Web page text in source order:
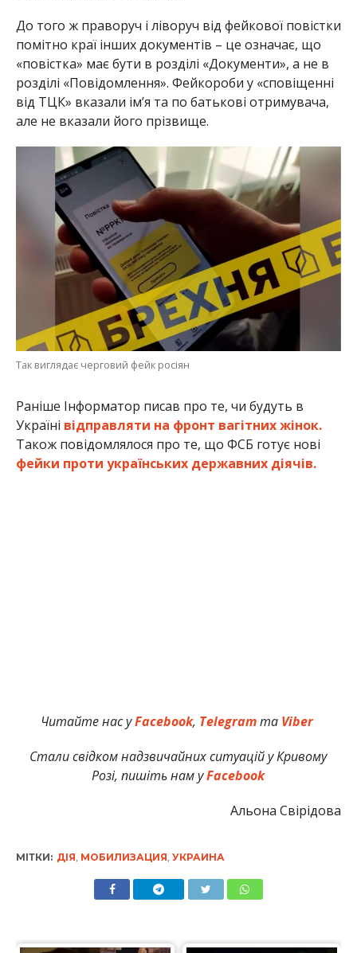
До того ж праворуч і ліворуч від фейкової повістки
помітно краї інших документів – це означає, що
«повістка» має бути в розділі «Документи», а не в
розділі «Повідомлення». Фейкороби у «сповіщенні
від ТЦК» вказали імʼя та по батькові отримувача,
але не вказали його прізвище.
Так виглядає черговий фейк росіян
Раніше Інформатор писав про те, чи будуть в
Україні відправляти на фронт вагітних жінок.
Також повідомлялося про те, що ФСБ готує нові
фейки проти українських державних діячів.
Читайте нас уFacebook, Telegramта Viber
Стали свідком надзвичайних ситуацій у Кривому
Розі, пишіть нам уFacebook
Альона Свірідова
МІТКИ: ДІЯ, МОБИЛИЗАЦИЯ, УКРАИНА